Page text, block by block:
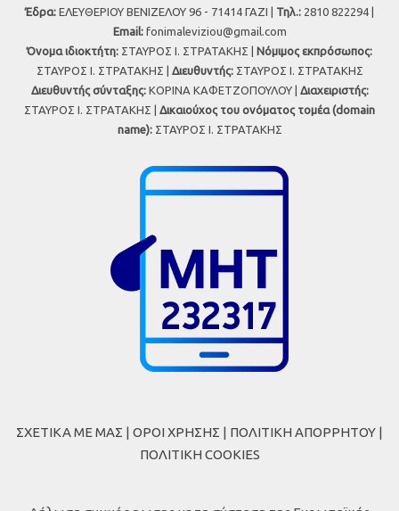
Έδρα: ΕΛΕΥΘΕΡΙΟΥ ΒΕΝΙΖΕΛΟΥ 96 - 71414 ΓΑΖΙ | Τηλ.: 2810 822294 |
Εmail: fonimaleviziou@gmail.com
Όνομα ιδιοκτήτη: ΣΤΑΥΡΟΣ Ι. ΣΤΡΑΤΑΚΗΣ | Νόμιμος εκπρόσωπος:
ΣΤΑΥΡΟΣ Ι. ΣΤΡΑΤΑΚΗΣ | Διευθυντής:ΣΤΑΥΡΟΣ Ι. ΣΤΡΑΤΑΚΗΣ
Διευθυντής σύνταξης:ΚΟΡΙΝΑ ΚΑΦΕΤΖΟΠΟΥΛΟΥ | Διαχειριστής:
ΣΤΑΥΡΟΣ Ι. ΣΤΡΑΤΑΚΗΣ | Δικαιούχος του ονόματος τομέα (domain
name):ΣΤΑΥΡΟΣ Ι. ΣΤΡΑΤΑΚΗΣ
ΣΧΕΤΙΚΑ ΜΕ ΜΑΣ | ΟΡΟΙ ΧΡΗΣΗΣ | ΠΟΛΙΤΙΚΗ ΑΠΟΡΡΗΤΟΥ |
ΠΟΛΙΤΙΚΗ COOKIES